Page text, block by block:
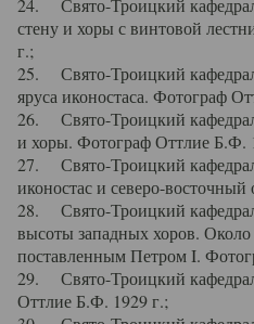
24. Свято-Троицкий
стену и хоры с винтовой
г.;
25. Свято-Троицкий
яруса иконостаса. Фотограф
26. Свято-Троицкий
и хоры. Фотограф Оттлие Б.Ф.
27. Свято-Троицкий
иконостас и северо-
28. Свято-Троицкий
высоты западных хоров.
поставленным Петром I.
29. Свято-Троицкий
Оттлие Б.Ф. 1929 г.;